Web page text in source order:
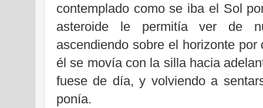
contemplado como se iba el Sol
asteroide le permitía ver de
ascendiendo sobre el horizonte
él se movía con la silla hacia
fuese de día, y volviendo a
ponía.